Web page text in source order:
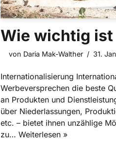
Wie wichtig
von Daria Mak-Walther 31.
Internationalisierung
Werbeversprechen die beste
an Produkten und
über Niederlassungen,
etc. – bietet ihnen unzählige
zu… Weiterlesen »